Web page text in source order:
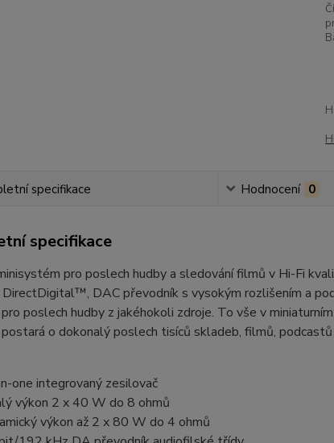
specifikace Hodnocení 0
specifikace
pro poslech hudby a sledování filmů v Hi-Fi
DAC převodník s vysokým rozlišením a
poslech hudby z jakéhokoli zdroje. To vše v
o dokonalý poslech tisíců skladeb, filmů,
one integrovaný zesilovač
výkon 2 x 40 W do 8 ohmů
výkon až 2 x 80 W do 4 ohmů